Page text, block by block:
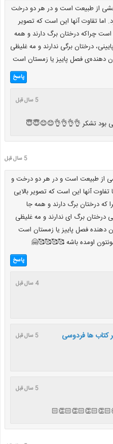
از طبیعت است و در هر دو درخت
اما تقاوت آنها این است که تصویر
چراکه درختان برگ دارند و همه
درختان برگی ندارند و مه غلیظی
دهنده‌ی فصل پاییز یا زمستان است
پاسخ
5 سال قبل
بود تشکر 👌👌👌👌😊😊😇😇
5 سال قبل
از طبیعت است و در هر دو درخت و
تفاوت آنها این است که تصویر بالایی
درختان برگ دارند و همه جا
درختان برگ ای ندارند و مه غلیظی
دهنده فصل پاییز یا زمستان است
اومده باشه 🥰🥰🥰🥰🤗
پاسخ
4 سال قبل
کتاب ها فردوسی 5 سال قبل
5 سال قبل